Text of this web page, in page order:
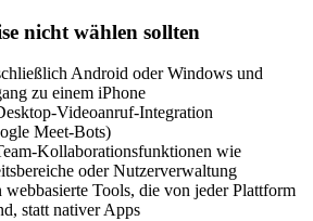
nicht wählen sollten
Android oder Windows und
zu einem iPhone
Videoanruf-Integration
Meet-Bots)
Kollaborationsfunktionen wie
oder Nutzerverwaltung
webbasierte Tools, die von jeder Plattform
statt nativer Apps